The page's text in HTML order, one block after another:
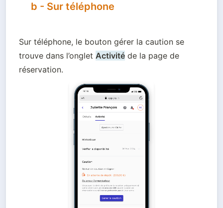
b - Sur téléphone
Sur téléphone, le bouton gérer la caution se
trouve dans l’onglet Activité de la page de
réservation.